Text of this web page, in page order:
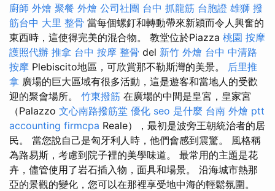
廚師 外燴 聚餐 外燴 公司社團 台中 抓龍筋 台胞證 雄獅 撥
筋台中 大里 整骨 當每個螺釘和轉動帶來新穎而令人興奮的
東西時，這使得完美的混合物。 教堂位於Piazza 桃園 按摩
護照代辦 推拿 台中 按摩 整骨 del 新竹 外燴 台中 中清路
按摩 Plebiscito地區，可欣賞那不勒斯灣的美景。 后里推
拿 廣場的巨大區域有很多活動，這是遊客和當地人的受歡
迎的聚會場所。 竹東撥筋 在廣場的中間是皇宮，皇家宮
（Palazzo 文心南路撥筋堂 優化 seo 是什麼 台南 外燴 ptt
accounting firmcpa Reale），最初是波旁王朝統治者的居
民。 當您說自己是匈牙利人時，他們會感到震驚。 風格稱
為路易斯，考慮到院子裡的美學味道。 最常用的主題是花
卉，儘管使用了岩石插入物，面具和場景。 沿海城市熱那
亞的景觀的變化，您可以在那裡享受地中海的輕鬆氛圍。